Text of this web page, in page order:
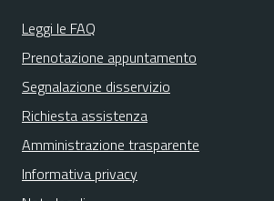
Leggi le FAQ
Prenotazione appuntamento
Segnalazione disservizio
Richiesta assistenza
Amministrazione trasparente
Informativa privacy